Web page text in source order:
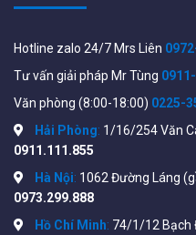
Điện trở dây dẫn ở
Hàm lượng đồng:
Điện dung (1kHz): 52 ±
Điện dung không cân
Suy hao tryền dẫn 1.44
Cường độ lực kéo đứt
Hotline zalo 24/7 Mrs Liên
Tư vấn giải pháp Mr Tùng
Văn phòng (8:00-18:00) 0225-
Hải Phòng: 1/16/254 Văn
0911.111.855
Hà Nội: 1062 Đường Láng
0973.299.888
Hồ Chí Minh: 74/1/12 Bạch